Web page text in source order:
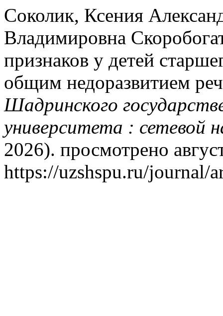
Соколик, Ксения
Владимировна
признаков у детей
общим недоразвитием
Шадринского
университета : сетевой
2026). просмотрено
https://uzshspu.ru/journal/